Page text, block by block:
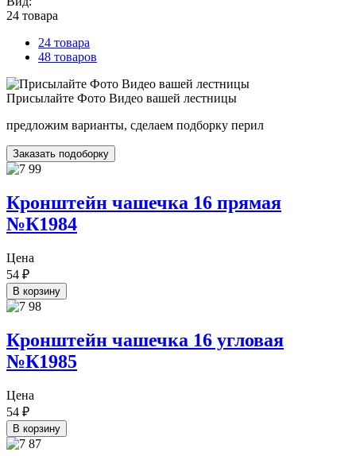
24 товара
24 товара
48 товаров
Присылайте Фото Видео вашей лестницы
предложим варианты, сделаем подборку перил
Заказать подоборку
Кронштейн чашечка 16 прямая
№К1984
Цена
54 ₽
В корзину
Кронштейн чашечка 16 угловая
№К1985
Цена
54 ₽
В корзину